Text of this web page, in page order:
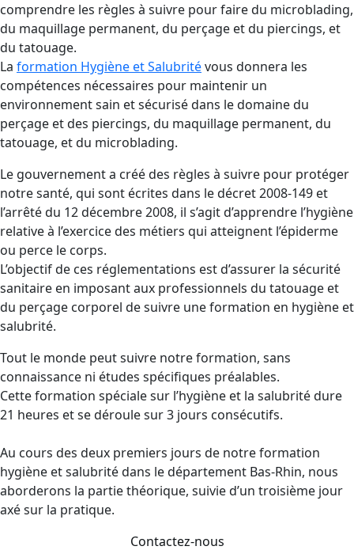
comprendre les règles à suivre pour faire du microblading,
du maquillage permanent, du perçage et du piercings, et
du tatouage.
La formation Hygiène et Salubritévous donnera les
compétences nécessaires pour maintenir un
environnement sain et sécurisé dans le domaine du
perçage et des piercings, du maquillage permanent, du
tatouage, et du microblading.
Le gouvernement a créé des règles à suivre pour protéger
notre santé, qui sont écrites dans le décret 2008-149 et
l’arrêté du 12 décembre 2008, il s’agit d’apprendre l’hygiène
relative à l’exercice des métiers qui atteignent l’épiderme
ou perce le corps.
L’objectif de ces réglementations est d’assurer la sécurité
sanitaire en imposant aux professionnels du tatouage et
du perçage corporel de suivre une formation en hygiène et
salubrité.
Tout le monde peut suivre notre formation, sans
connaissance ni études spécifiques préalables.
Cette formation spéciale sur l’hygiène et la salubrité dure
21 heures et se déroule sur 3 jours consécutifs.
Au cours des deux premiers jours de notre formation
hygiène et salubrité dans le département Bas-Rhin, nous
aborderons la partie théorique, suivie d’un troisième jour
axé sur la pratique.
Contactez-nous